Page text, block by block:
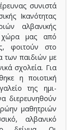
συνιστά
Ικανότητας
αλβανικής
χώρα μας από
φοιτούν στο
των παιδιών με
σχολεία. Για
η ποιοτική
της ημι-
διερευνηθούν
μαθητριών
αλβανικό